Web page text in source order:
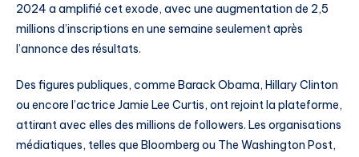
2024 a amplifié cet exode, avec une augmentation de 2,5
millions d’inscriptions en une semaine seulement après
l’annonce des résultats.
Des figures publiques, comme Barack Obama, Hillary Clinton
ou encore l’actrice Jamie Lee Curtis, ont rejoint la plateforme,
attirant avec elles des millions de followers. Les organisations
médiatiques, telles que Bloomberg ou The Washington Post,